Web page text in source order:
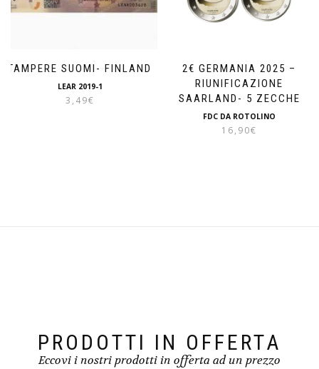
TAMPERE SUOMI- FINLAND
LEAR 2019-1
3,49€
2€ GERMANIA 2025 –
RIUNIFICAZIONE
SAARLAND- 5 ZECCHE
FDC DA ROTOLINO
16,90€
PRODOTTI IN OFFERTA
Eccovi i nostri prodotti in offerta ad un prezzo